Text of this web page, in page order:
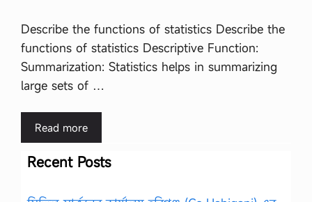
Describe the functions of statistics Describe the
functions of statistics Descriptive Function:
Summarization: Statistics helps in summarizing
large sets of …
Read more
Recent Posts